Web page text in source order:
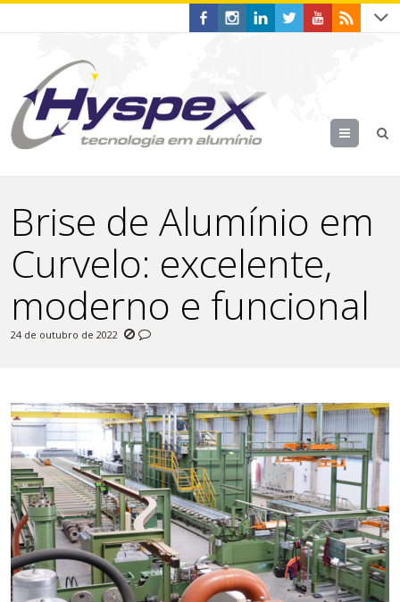
Menu
Brise de Alumínio em
Curvelo: excelente,
moderno e funcional
24 de outubro de 2022